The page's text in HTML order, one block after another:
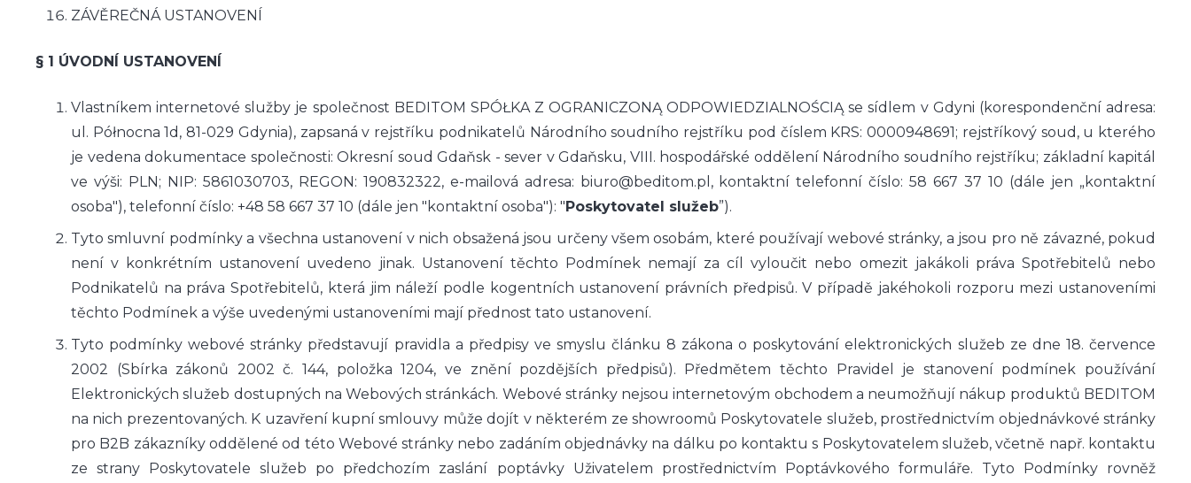
ZÁVĚREČNÁ USTANOVENÍ
§ 1 ÚVODNÍ USTANOVENÍ
Vlastníkem internetové služby je společnost BEDITOM SPÓŁKA Z OGRANICZONĄ ODPOWIEDZIALNOŚCIĄ se sídlem v Gdyni (korespondenční adresa:
ul. Północna 1d, 81-029 Gdynia), zapsaná v rejstříku podnikatelů Národního soudního rejstříku pod číslem KRS: 0000948691; rejstříkový soud, u kterého
je vedena dokumentace společnosti: Okresní soud Gdaňsk - sever v Gdaňsku, VIII. hospodářské oddělení Národního soudního rejstříku; základní kapitál
ve výši: PLN; NIP: 5861030703, REGON: 190832322, e-mailová adresa: biuro@beditom.pl, kontaktní telefonní číslo: 58 667 37 10 (dále jen „kontaktní
osoba"), telefonní číslo: +48 58 667 37 10 (dále jen "kontaktní osoba"): "Poskytovatel služeb”).
Tyto smluvní podmínky a všechna ustanovení v nich obsažená jsou určeny všem osobám, které používají webové stránky, a jsou pro ně závazné, pokud
není v konkrétním ustanovení uvedeno jinak. Ustanovení těchto Podmínek nemají za cíl vyloučit nebo omezit jakákoli práva Spotřebitelů nebo
Podnikatelů na práva Spotřebitelů, která jim náleží podle kogentních ustanovení právních předpisů. V případě jakéhokoli rozporu mezi ustanoveními
těchto Podmínek a výše uvedenými ustanoveními mají přednost tato ustanovení.
Tyto podmínky webové stránky představují pravidla a předpisy ve smyslu článku 8 zákona o poskytování elektronických služeb ze dne 18. července
2002 (Sbírka zákonů 2002 č. 144, položka 1204, ve znění pozdějších předpisů). Předmětem těchto Pravidel je stanovení podmínek používání
Elektronických služeb dostupných na Webových stránkách. Webové stránky nejsou internetovým obchodem a neumožňují nákup produktů BEDITOM
na nich prezentovaných. K uzavření kupní smlouvy může dojít v některém ze showroomů Poskytovatele služeb, prostřednictvím objednávkové stránky
pro B2B zákazníky oddělené od této Webové stránky nebo zadáním objednávky na dálku po kontaktu s Poskytovatelem služeb, včetně např. kontaktu
ze strany Poskytovatele služeb po předchozím zaslání poptávky Uživatelem prostřednictvím Poptávkového formuláře. Tyto Podmínky rovněž